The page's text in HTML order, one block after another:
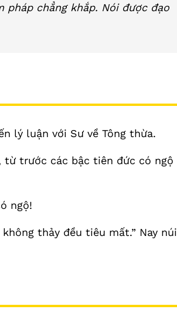
chẳng khắp. Nói được đạo
lý luận với Sư về Tông thừa.
từ trước các bậc tiên đức có ngộ
ngộ!
thảy đều tiêu mất.” Nay núi